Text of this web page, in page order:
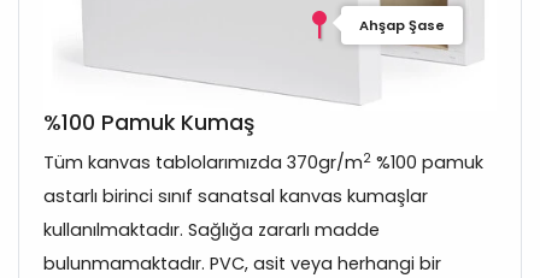
Ahşap Şase
%100 Pamuk Kumaş
Tüm kanvas tablolarımızda 370gr/m2 %100 pamuk
astarlı birinci sınıf sanatsal kanvas kumaşlar
kullanılmaktadır. Sağlığa zararlı madde
bulunmamaktadır. PVC, asit veya herhangi bir